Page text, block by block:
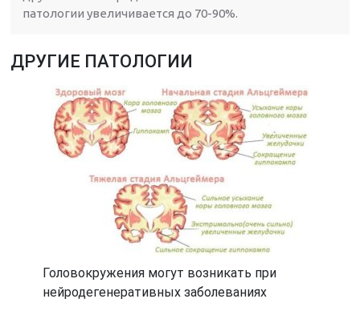
патологии увеличивается до 70-90%.
ДРУГИЕ ПАТОЛОГИИ
Головокружения могут возникать при
нейродегенеративных заболеваниях